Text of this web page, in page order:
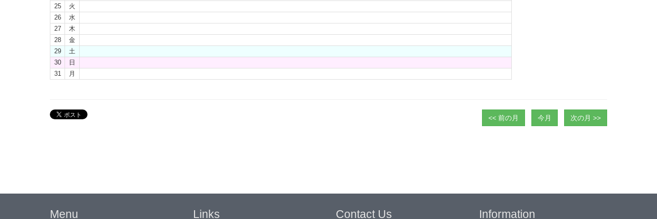
25
火
26
水
27
木
28
金
29
土
30
日
31
月
<< 前の月 今月 次の月 >>
Menu Links Contact Us Information